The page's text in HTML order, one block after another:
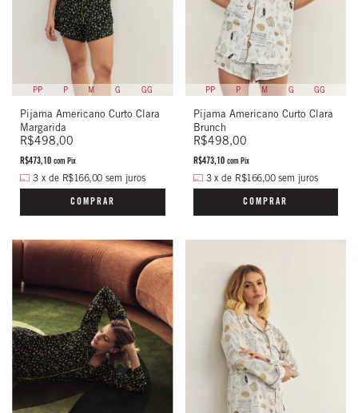
PP P M G GG
Pijama Americano Curto Clara
Margarida
R$498,00
R$473,10 com Pix
3 x de R$166,00 sem juros
COMPRAR
PP P M G GG
Pijama Americano Curto Clara
Brunch
R$498,00
R$473,10 com Pix
3 x de R$166,00 sem juros
COMPRAR